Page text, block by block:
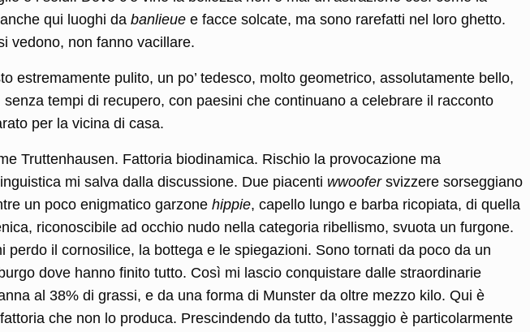
qui luoghi da banlieue e facce solcate, ma sono rarefatti nel loro ghetto.
vedono, non fanno vacillare.
estremamente pulito, un po’ tedesco, molto geometrico, assolutamente bello,
tempi di recupero, con paesini che continuano a celebrare il racconto
per la vicina di casa.
Truttenhausen. Fattoria biodinamica. Rischio la provocazione ma
mi salva dalla discussione. Due piacenti wwoofersvizzere sorseggiano
un poco enigmatico garzone hippie, capello lungo e barba ricopiata, di quella
riconoscibile ad occhio nudo nella categoria ribellismo, svuota un furgone.
perdo il cornosilice, la bottega e le spiegazioni. Sono tornati da poco da un
dove hanno finito tutto. Così mi lascio conquistare dalle straordinarie
al 38% di grassi, e da una forma di Munster da oltre mezzo kilo. Qui è
che non lo produca. Prescindendo da tutto, l’assaggio è particolarmente